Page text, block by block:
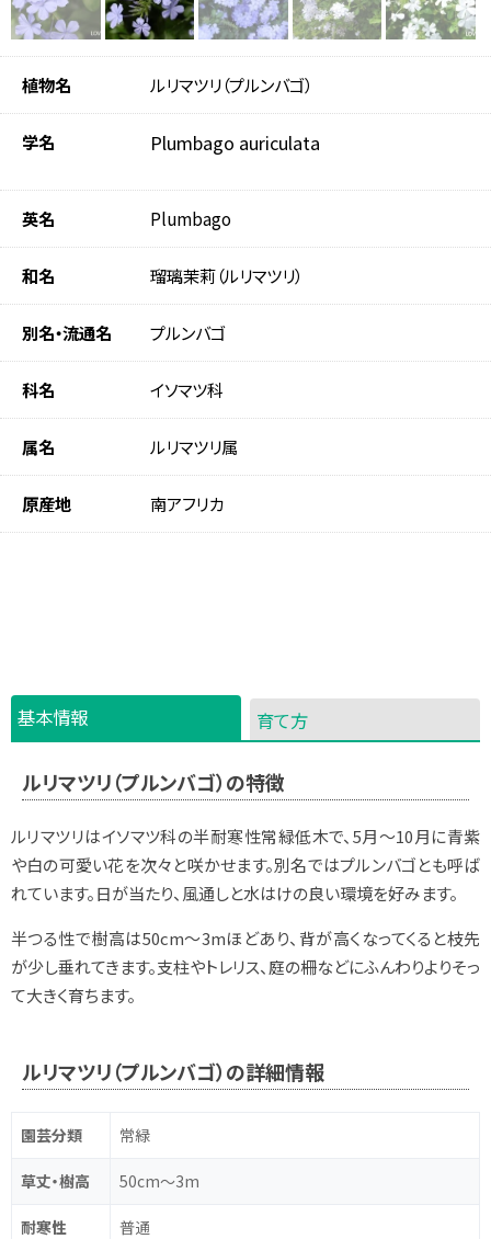
植物名 ルリマツリ（プルンバゴ）
学名 Plumbago auriculata
英名 Plumbago
和名 瑠璃茉莉（ルリマツリ）
別名・流通名 プルンバゴ
科名 イソマツ科
属名 ルリマツリ属
原産地 南アフリカ
基本情報 育て方
ルリマツリ（プルンバゴ）の特徴
ルリマツリはイソマツ科の半耐寒性常緑低木で、5月～10月に青紫
や白の可愛い花を次々と咲かせます。別名ではプルンバゴとも呼ば
れています。日が当たり、風通しと水はけの良い環境を好みます。
半つる性で樹高は50cm～3mほどあり、背が高くなってくると枝先
が少し垂れてきます。支柱やトレリス、庭の柵などにふんわりよりそっ
て大きく育ちます。
ルリマツリ（プルンバゴ）の詳細情報
園芸分類 常緑
草丈・樹高 50cm～3m
耐寒性 普通